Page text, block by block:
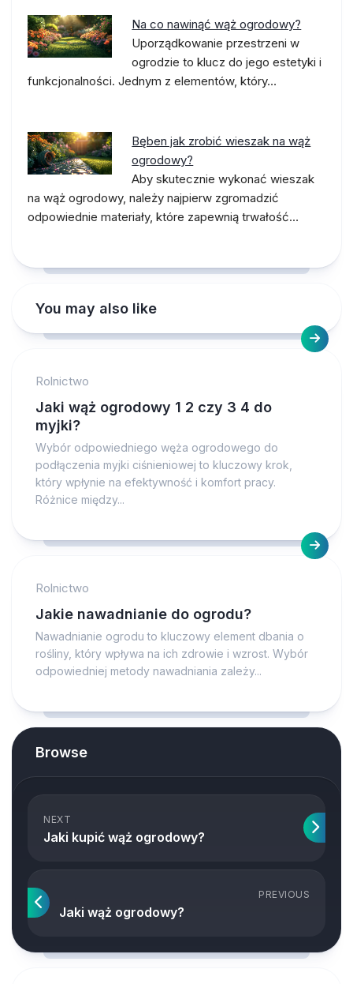
Na co nawinąć wąż ogrodowy?
Uporządkowanie przestrzeni w
ogrodzie to klucz do jego estetyki i
funkcjonalności. Jednym z elementów, który…
Bęben jak zrobić wieszak na wąż
ogrodowy?
Aby skutecznie wykonać wieszak
na wąż ogrodowy, należy najpierw zgromadzić
odpowiednie materiały, które zapewnią trwałość…
You may also like
Rolnictwo
Jaki wąż ogrodowy 1 2 czy 3 4 do
myjki?
Wybór odpowiedniego węża ogrodowego do
podłączenia myjki ciśnieniowej to kluczowy krok,
który wpłynie na efektywność i komfort pracy.
Różnice między...
Rolnictwo
Jakie nawadnianie do ogrodu?
Nawadnianie ogrodu to kluczowy element dbania o
rośliny, który wpływa na ich zdrowie i wzrost. Wybór
odpowiedniej metody nawadniania zależy...
Browse
NEXT
Jaki kupić wąż ogrodowy?
PREVIOUS
Jaki wąż ogrodowy?